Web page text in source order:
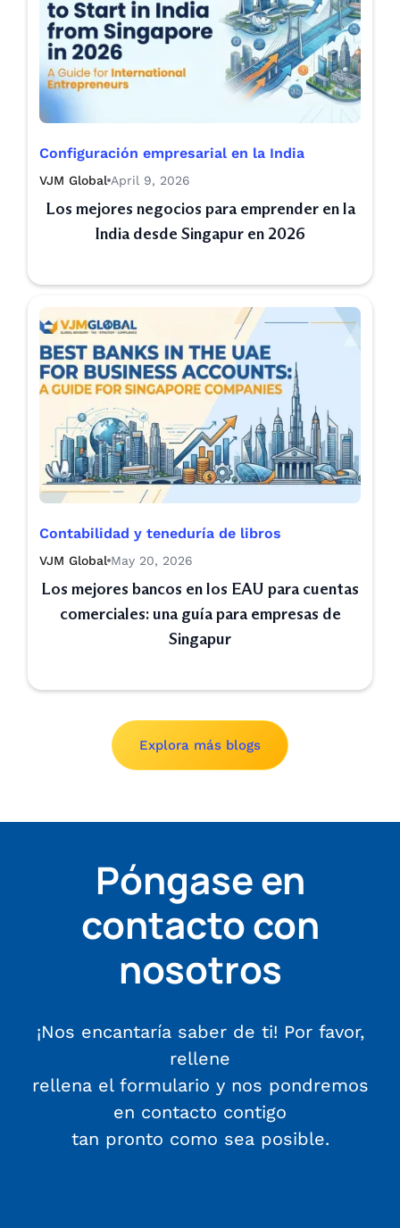
Configuración empresarial en la India
VJM Global April 9, 2026
Los mejores negocios para emprender en la
India desde Singapur en 2026
Contabilidad y teneduría de libros
VJM Global May 20, 2026
Los mejores bancos en los EAU para cuentas
comerciales: una guía para empresas de
Singapur
Explora más blogs
Póngase en
contacto con
nosotros
¡Nos encantaría saber de ti! Por favor,
rellene
rellena el formulario y nos pondremos
en contacto contigo
tan pronto como sea posible.